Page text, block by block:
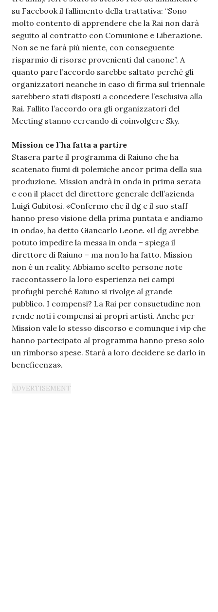
su Facebook il fallimento della trattativa: “Sono
molto contento di apprendere che la Rai non darà
seguito al contratto con Comunione e Liberazione.
Non se ne farà più niente, con conseguente
risparmio di risorse provenienti dal canone”. A
quanto pare l’accordo sarebbe saltato perché gli
organizzatori neanche in caso di firma sul triennale
sarebbero stati disposti a concedere l’esclusiva alla
Rai. Fallito l’accordo ora gli organizzatori del
Meeting stanno cercando di coinvolgere Sky.
Mission ce l’ha fatta a partire
Stasera parte il programma di Raiuno che ha
scatenato fiumi di polemiche ancor prima della sua
produzione. Mission andrà in onda in prima serata
e con il placet del direttore generale dell’azienda
Luigi Gubitosi. «Confermo che il dg e il suo staff
hanno preso visione della prima puntata e andiamo
in onda», ha detto Giancarlo Leone. «Il dg avrebbe
potuto impedire la messa in onda – spiega il
direttore di Raiuno – ma non lo ha fatto. Mission
non è un reality. Abbiamo scelto persone note
raccontassero la loro esperienza nei campi
profughi perché Raiuno si rivolge al grande
pubblico. I compensi? La Rai per consuetudine non
rende noti i compensi ai propri artisti. Anche per
Mission vale lo stesso discorso e comunque i vip che
hanno partecipato al programma hanno preso solo
un rimborso spese. Starà a loro decidere se darlo in
beneficenza».